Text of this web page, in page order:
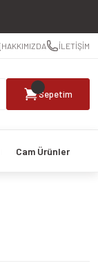
HAKKIMIZDA İLETİŞİM
Sepetim
Cam Ürünler